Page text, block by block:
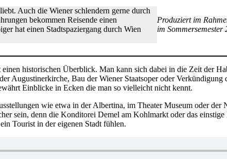
Auch die Wiener schlendern gerne durch
bekommen Reisende einen
hat einen Stadtspaziergang durch Wien
Produziert im
im Sommersemester
historischen Überblick. Man kann sich dabei in die Zeit der
Augustinerkirche, Bau der Wiener Staatsoper oder
Einblicke in Ecken die man so vielleicht nicht kennt.
wie etwa in der Albertina, im Theater Museum oder
sein, denn die Konditorei Demel am Kohlmarkt oder das
Tourist in der eigenen Stadt fühlen.